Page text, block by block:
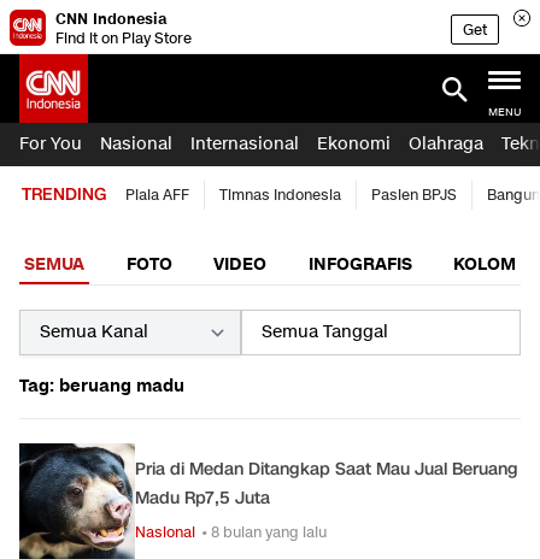
CNN Indonesia
Find it on Play Store
Get
MENU
For You Nasional Internasional Ekonomi Olahraga
TRENDING Piala AFF Timnas Indonesia Pasien BPJS
SEMUA FOTO VIDEO INFOGRAFIS KOLOM
Tag: beruang madu
Pria di Medan Ditangkap Saat Mau Jual Beruang
Madu Rp7,5 Juta
Nasional • 8 bulan yang lalu